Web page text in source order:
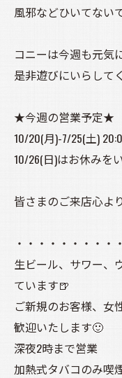
風邪などひいてない
コニーは今週も元気
是非遊びにいらして
★今週の営業予定★
10/20(月)-7/25(土)
10/26(日)はお休みを
皆さまのご来店心よ
・・・・・・・・・・
生ビール、サワー、
ています🍺
ご新規のお客様、女
歓迎いたします🙂
深夜2時まで営業
加熱式タバコのみ喫